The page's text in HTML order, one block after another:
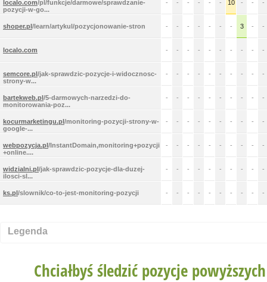
localo.com/pl/funkcje/darmowe/sprawdzanie-
pozycji-w-go...
- - - - - - 10 - - -
shoper.pl/learn/artykul/pozycjonowanie-stron - - - - - - - 3 - -
localo.com - - - - - - - - - -
semcore.pl/jak-sprawdzic-pozycje-i-widocznosc-
strony-w...
- - - - - - - - - -
bartekweb.pl/5-darmowych-narzedzi-do-
monitorowania-poz...
- - - - - - - - - -
kocurmarketingu.pl/monitoring-pozycji-strony-w-
google-...
- - - - - - - - - -
webpozycja.pl/InstantDomain,monitoring+pozycji
+online....
- - - - - - - - - -
widzialni.pl/jak-sprawdzic-pozycje-dla-duzej-
ilosci-sl...
- - - - - - - - - -
ks.pl/slownik/co-to-jest-monitoring-pozycji - - - - - - - - - -
Legenda
Chciałbyś śledzić pozycje